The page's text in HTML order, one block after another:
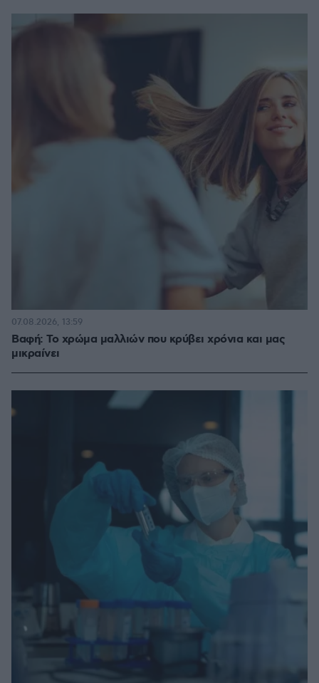
Βαφή: Το χρώμα μαλλιών που κρύβει χρόνια και μας
μικραίνει
07.08.2026, 13:59